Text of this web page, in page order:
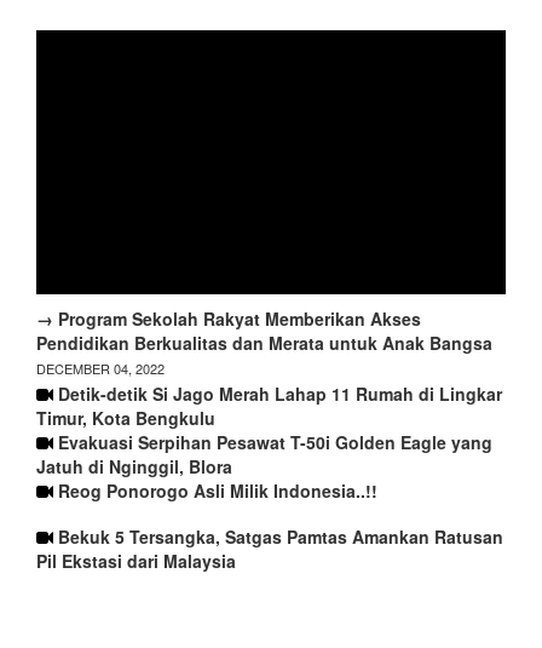
→ Program Sekolah Rakyat Memberikan Akses
Pendidikan Berkualitas dan Merata untuk Anak Bangsa
DECEMBER 04, 2022
Detik-detik Si Jago Merah Lahap 11 Rumah di Lingkar
Timur, Kota Bengkulu
Evakuasi Serpihan Pesawat T-50i Golden Eagle yang
Jatuh di Nginggil, Blora
Reog Ponorogo Asli Milik Indonesia..!!
Bekuk 5 Tersangka, Satgas Pamtas Amankan Ratusan
Pil Ekstasi dari Malaysia